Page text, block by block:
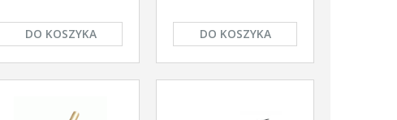
DO KOSZYKA DO KOSZYKA